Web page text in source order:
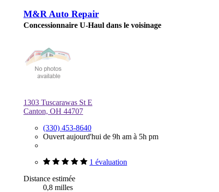
M&R Auto Repair
Concessionnaire U-Haul dans le voisinage
1303 Tuscarawas St E
Canton, OH 44707
(330) 453-8640
Ouvert aujourd'hui de 9h am à 5h pm
1 évaluation
Distance estimée
0,8 milles